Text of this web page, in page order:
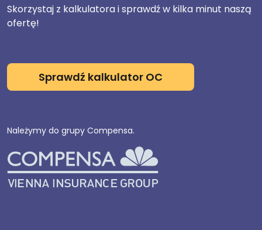
Skorzystaj z kalkulatora i sprawdź w kilka minut naszą
ofertę!
Sprawdź kalkulator OC
Należymy do grupy Compensa.